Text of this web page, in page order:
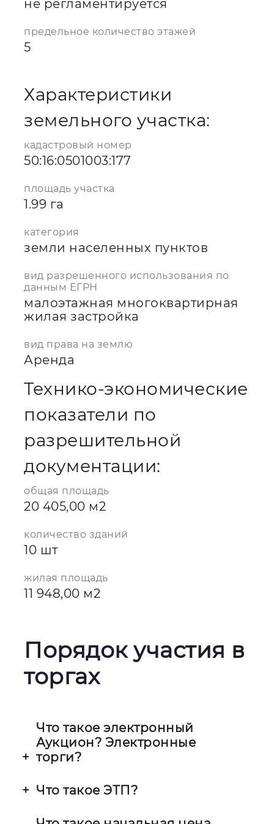
не регламентируется
предельное количество этажей
5
Характеристики
земельного участка:
кадастровый номер
50:16:0501003:177
площадь участка
1.99 га
категория
земли населенных пунктов
вид разрешенного использования по
данным ЕГРН
малоэтажная многоквартирная
жилая застройка
вид права на землю
Аренда
Технико-экономические
показатели по
разрешительной
документации:
общая площадь
20 405,00 м2
количество зданий
10 шт
жилая площадь
11 948,00 м2
Порядок участия в
торгах
Что такое электронный
Аукцион? Электронные
торги?
Это процесс покупки и продажи
Имущества Фонда с помощью
Что такое ЭТП?
Электронная торговая площадка —